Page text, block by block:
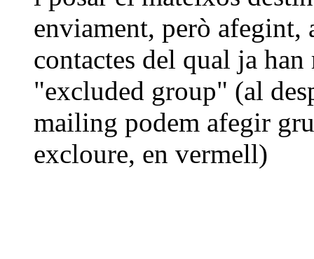
enviament, però afegint,
contactes del qual ja
"excluded group" (al
mailing podem afegir
excloure, en vermell)